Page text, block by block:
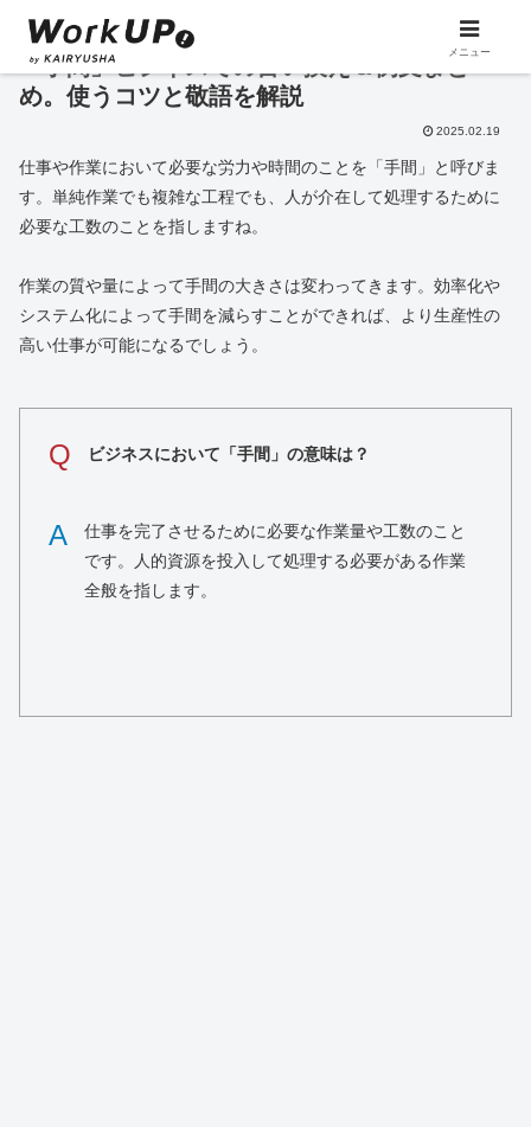
「手間」ビジネスでの言い換え＆例文まと
め。使うコツと敬語を解説
2025.02.19
仕事や作業において必要な労力や時間のことを「手間」と呼びま
す。単純作業でも複雑な工程でも、人が介在して処理するために
必要な工数のことを指しますね。
作業の質や量によって手間の大きさは変わってきます。効率化や
システム化によって手間を減らすことができれば、より生産性の
高い仕事が可能になるでしょう。
Q ビジネスにおいて「手間」の意味は？
A
仕事を完了させるために必要な作業量や工数のこと
です。人的資源を投入して処理する必要がある作業
全般を指します。
メニュー